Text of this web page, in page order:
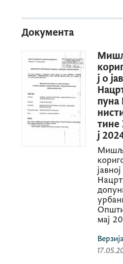
Документа
ј о
пуна
тине
ј
мај